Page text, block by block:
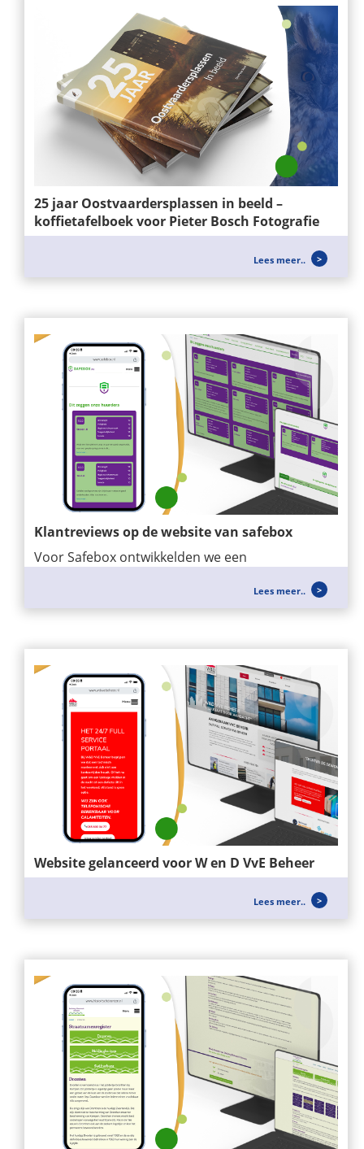
25 jaar Oostvaardersplassen in beeld –
koffietafelboek voor Pieter Bosch Fotografie
ontwerp en de realisatie verzorgen van het...
Lees meer..
Klantreviews op de website van safebox
Voor Safebox ontwikkelden we een
Lees meer..
Website gelanceerd voor W en D VvE Beheer
Voor W&D VvE BEHEER hebben wij een nieuwe
website mogen opzetten, zei richten...Lees meer..